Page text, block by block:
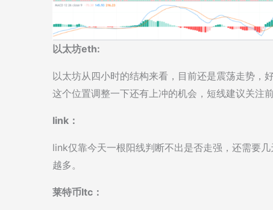
以太坊eth:
以太坊从四小时的结构来看，目前还是震荡走势，
这个位置调整一下还有上冲的机会，短线建议关注前
link：
link仅靠今天一根阳线判断不出是否走强，还需要
越多。
莱特币ltc：